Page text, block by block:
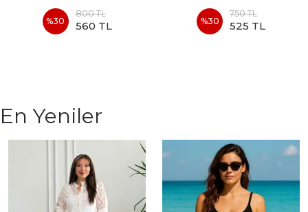
%30
800 TL
560 TL %30
750 TL
525 TL
En Yeniler